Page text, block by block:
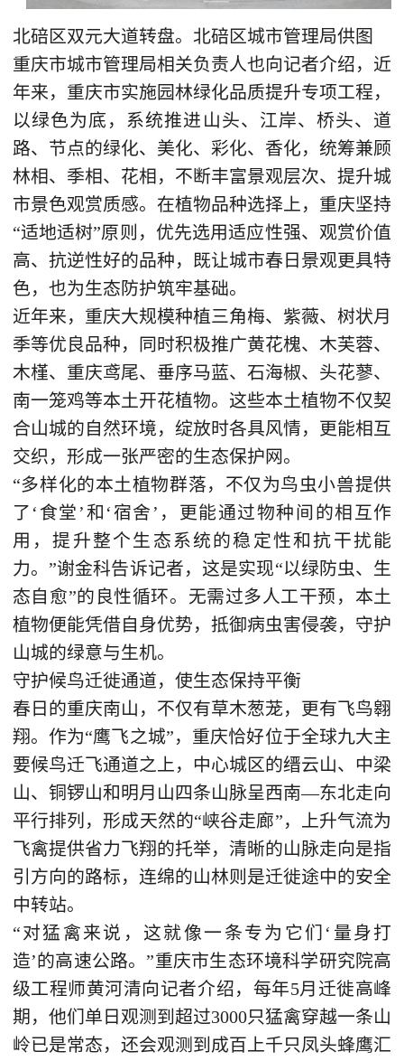
北碚区双元大道转盘。北碚区城市管理局供图
重庆市城市管理局相关负责人也向记者介绍，近
年来，重庆市实施园林绿化品质提升专项工程，
以绿色为底，系统推进山头、江岸、桥头、道
路、节点的绿化、美化、彩化、香化，统筹兼顾
林相、季相、花相，不断丰富景观层次、提升城
市景色观赏质感。在植物品种选择上，重庆坚持
“适地适树”原则，优先选用适应性强、观赏价值
高、抗逆性好的品种，既让城市春日景观更具特
色，也为生态防护筑牢基础。
近年来，重庆大规模种植三角梅、紫薇、树状月
季等优良品种，同时积极推广黄花槐、木芙蓉、
木槿、重庆鸢尾、垂序马蓝、石海椒、头花蓼、
南一笼鸡等本土开花植物。这些本土植物不仅契
合山城的自然环境，绽放时各具风情，更能相互
交织，形成一张严密的生态保护网。
“多样化的本土植物群落，不仅为鸟虫小兽提供
了‘食堂’和‘宿舍’，更能通过物种间的相互作
用，提升整个生态系统的稳定性和抗干扰能
力。”谢金科告诉记者，这是实现“以绿防虫、生
态自愈”的良性循环。无需过多人工干预，本土
植物便能凭借自身优势，抵御病虫害侵袭，守护
山城的绿意与生机。
守护候鸟迁徙通道，使生态保持平衡
春日的重庆南山，不仅有草木葱茏，更有飞鸟翱
翔。作为“鹰飞之城”，重庆恰好位于全球九大主
要候鸟迁飞通道之上，中心城区的缙云山、中梁
山、铜锣山和明月山四条山脉呈西南—东北走向
平行排列，形成天然的“峡谷走廊”，上升气流为
飞禽提供省力飞翔的托举，清晰的山脉走向是指
引方向的路标，连绵的山林则是迁徙途中的安全
中转站。
“对猛禽来说，这就像一条专为它们‘量身打
造’的高速公路。”重庆市生态环境科学研究院高
级工程师黄河清向记者介绍，每年5月迁徙高峰
期，他们单日观测到超过3000只猛禽穿越一条山
岭已是常态，还会观测到成百上千只凤头蜂鹰汇